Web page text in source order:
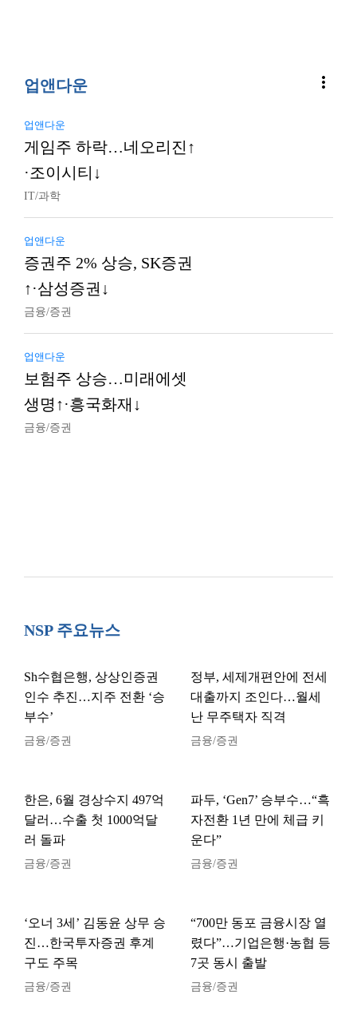
업앤다운 more_vert
업앤다운
게임주 하락…네오리진↑
·조이시티↓
IT/과학
업앤다운
증권주 2% 상승, SK증권
↑·삼성증권↓
금융/증권
업앤다운
보험주 상승…미래에셋
생명↑·흥국화재↓
금융/증권
NSP 주요뉴스
Sh수협은행, 상상인증권
인수 추진…지주 전환 ‘승
부수’
금융/증권
정부, 세제개편안에 전세
대출까지 조인다…월세
난 무주택자 직격
금융/증권
한은, 6월 경상수지 497억
달러…수출 첫 1000억달
러 돌파
금융/증권
파두, ‘Gen7’ 승부수…“흑
자전환 1년 만에 체급 키
운다”
금융/증권
‘오너 3세’ 김동윤 상무 승
진…한국투자증권 후계
구도 주목
금융/증권
“700만 동포 금융시장 열
렸다”…기업은행·농협 등
7곳 동시 출발
금융/증권